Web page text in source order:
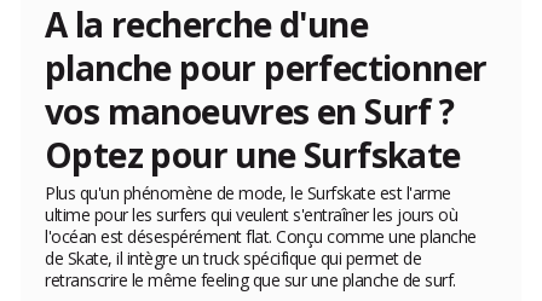
A la recherche d'une
planche pour perfectionner
vos manoeuvres en Surf ?
Optez pour une Surfskate
Plus qu'un phénomène de mode, le Surfskate est l'arme
ultime pour les surfers qui veulent s'entraîner les jours où
l'océan est désespérément flat. Conçu comme une planche
de Skate, il intègre un truck spécifique qui permet de
retranscrire le même feeling que sur une planche de surf.